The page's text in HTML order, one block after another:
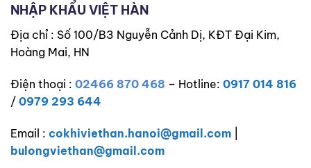
NHẬP KHẨU VIỆT HÀN
Địa chỉ : Số 100/B3 Nguyễn Cảnh Dị, KĐT Đại Kim,
Hoàng Mai, HN
Điện thoại : 02466 870 468 – Hotline: 0917 014 816
/ 0979 293 644
Email : cokhiviethan.hanoi@gmail.com
bulongviethan@gmail.com